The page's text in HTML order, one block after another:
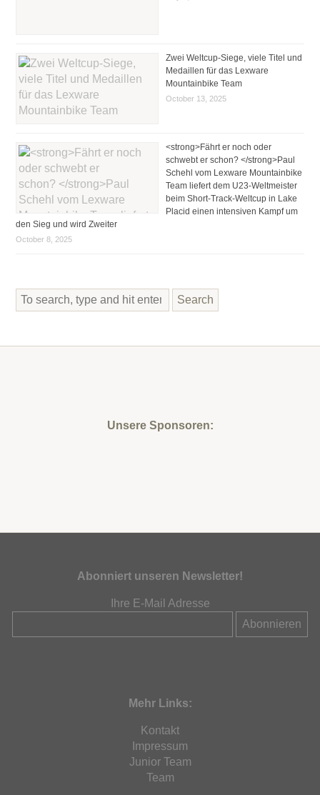
Zwei Weltcup-Siege, viele Titel und
Medaillen für das Lexware
Mountainbike Team
October 13, 2025
<strong>Fährt er noch oder
schwebt er schon? </strong>Paul
Schehl vom Lexware Mountainbike
Team liefert dem U23-Weltmeister
beim Short-Track-Weltcup in Lake
Placid einen intensiven Kampf um
den Sieg und wird Zweiter
October 8, 2025
Search
Unsere Sponsoren:
Abonniert unseren Newsletter!
Ihre E-Mail Adresse
Mehr Links:
Kontakt
Impressum
Junior Team
Team